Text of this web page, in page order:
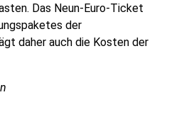
Das Neun-Euro-Ticket
der
daher auch die Kosten der